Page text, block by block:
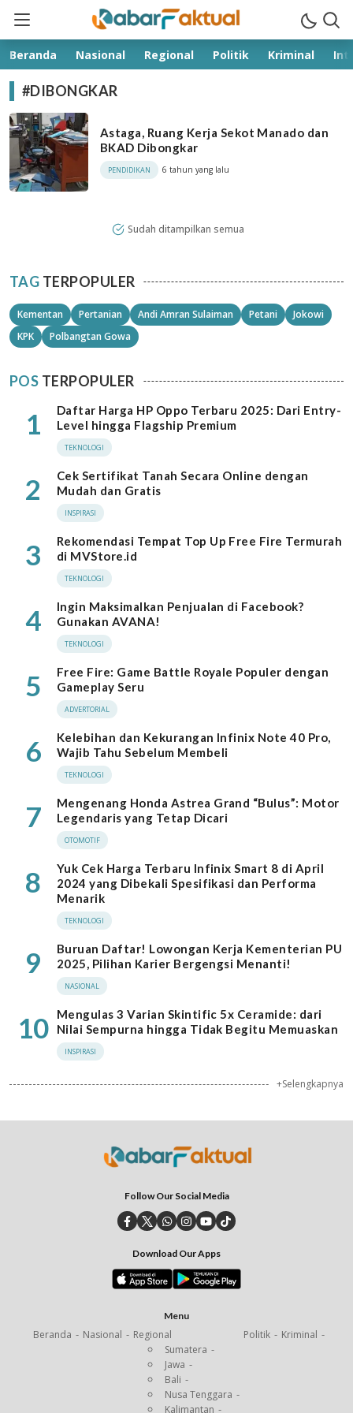
kabarfaktual.com
Terpercaya
Beranda Nasional Regional Politik Kriminal
#DIBONGKAR
Astaga, Ruang Kerja Sekot Manado dan
BKAD Dibongkar
PENDIDIKAN 6 tahun yang lalu
Sudah ditampilkan semua
TAG TERPOPULER
Kementan Pertanian Andi Amran Sulaiman Petani
Jokowi
KPK
Polbangtan Gowa
POS TERPOPULER
1
Daftar Harga HP Oppo Terbaru 2025: Dari Entry-
Level hingga Flagship Premium
TEKNOLOGI
2
Cek Sertifikat Tanah Secara Online dengan
Mudah dan Gratis
INSPIRASI
3
Rekomendasi Tempat Top Up Free Fire Termurah
di MVStore.id
TEKNOLOGI
4
Ingin Maksimalkan Penjualan di Facebook?
Gunakan AVANA!
TEKNOLOGI
5
Free Fire: Game Battle Royale Populer dengan
Gameplay Seru
ADVERTORIAL
6
Kelebihan dan Kekurangan Infinix Note 40 Pro,
Wajib Tahu Sebelum Membeli
TEKNOLOGI
7
Mengenang Honda Astrea Grand “Bulus”: Motor
Legendaris yang Tetap Dicari
OTOMOTIF
8
Yuk Cek Harga Terbaru Infinix Smart 8 di April
2024 yang Dibekali Spesifikasi dan Performa
Menarik
TEKNOLOGI
9
Buruan Daftar! Lowongan Kerja Kementerian PU
2025, Pilihan Karier Bergengsi Menanti!
NASIONAL
10
Mengulas 3 Varian Skintific 5x Ceramide: dari
Nilai Sempurna hingga Tidak Begitu Memuaskan
INSPIRASI
+Selengkapnya
Follow Our Social Media
Download Our Apps
Menu
Beranda Nasional
Regional
Sumatera
Jawa
Bali
Nusa Tenggara
Kalimantan
Politik Kriminal